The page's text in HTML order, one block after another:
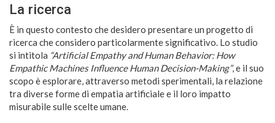
La ricerca
È in questo contesto che desidero presentare un progetto di
ricerca che considero particolarmente significativo. Lo studio
si intitola “Artificial Empathy and Human Behavior: How
Empathic Machines Influence Human Decision-Making”, e il suo
scopo è esplorare, attraverso metodi sperimentali, la relazione
tra diverse forme di empatia artificiale e il loro impatto
misurabile sulle scelte umane.